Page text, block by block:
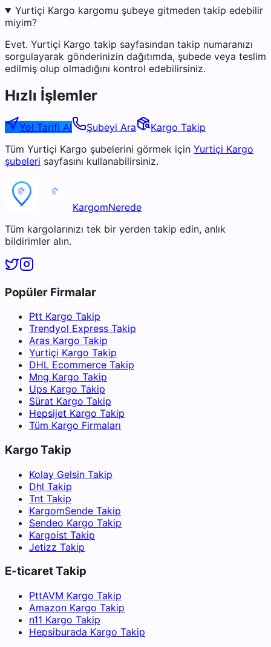
Yurtiçi Kargo kargomu şubeye gitmeden takip edebilir
miyim?
Evet. Yurtiçi Kargo takip sayfasından takip numaranızı
sorgulayarak gönderinizin dağıtımda, şubede veya teslim
edilmiş olup olmadığını kontrol edebilirsiniz.
Hızlı İşlemler
Yol Tarifi Al Şubeyi Ara
Kargo Takip
Tüm Yurtiçi Kargo şubelerini görmek için Yurtiçi Kargo
şubeleri sayfasını kullanabilirsiniz.
KargomNerede
Tüm kargolarınızı tek bir yerden takip edin, anlık
bildirimler alın.
Popüler Firmalar
Ptt Kargo Takip
Trendyol Express Takip
Aras Kargo Takip
Yurtiçi Kargo Takip
DHL Ecommerce Takip
Mng Kargo Takip
Ups Kargo Takip
Sürat Kargo Takip
Hepsijet Kargo Takip
Tüm Kargo Firmaları
Kargo Takip
Kolay Gelsin Takip
Dhl Takip
Tnt Takip
KargomSende Takip
Sendeo Kargo Takip
Kargoist Takip
Jetizz Takip
E-ticaret Takip
PttAVM Kargo Takip
Amazon Kargo Takip
n11 Kargo Takip
Hepsiburada Kargo Takip